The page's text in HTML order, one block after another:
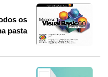
os
pasta